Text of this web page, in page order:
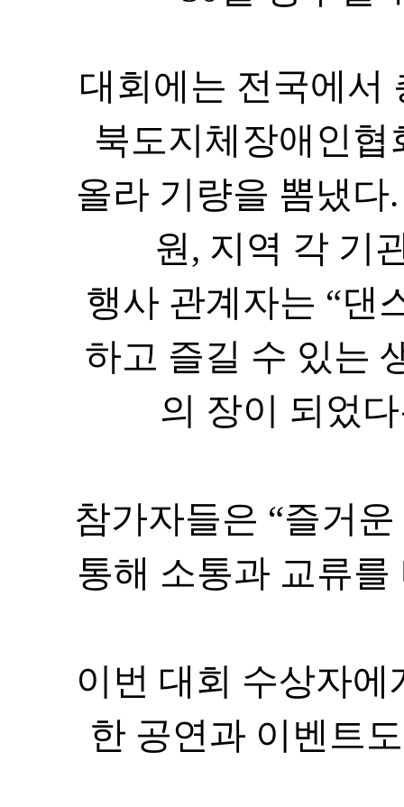
대회에는 전국에서
북도지체장애인
올라 기량을 뽐냈다
원, 지역 각 기
행사 관계자는 “댄
하고 즐길 수 있는
의 장이 되었
참가자들은 “즐거
통해 소통과 교류
이번 대회 수상자